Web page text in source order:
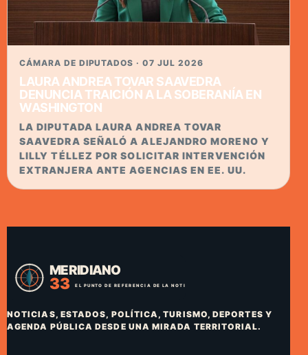
CÁMARA DE DIPUTADOS · 07 JUL 2026
LAURA ANDREA TOVAR SAAVEDRA
DENUNCIA TRAICIÓN A LA SOBERANÍA EN
WASHINGTON
LA DIPUTADA LAURA ANDREA TOVAR
SAAVEDRA SEÑALÓ A ALEJANDRO MORENO Y
LILLY TÉLLEZ POR SOLICITAR INTERVENCIÓN
EXTRANJERA ANTE AGENCIAS EN EE. UU.
NOTICIAS, ESTADOS, POLÍTICA, TURISMO, DEPORTES Y
AGENDA PÚBLICA DESDE UNA MIRADA TERRITORIAL.